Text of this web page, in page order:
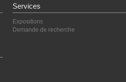
Services
Expositions
Demande de recherche